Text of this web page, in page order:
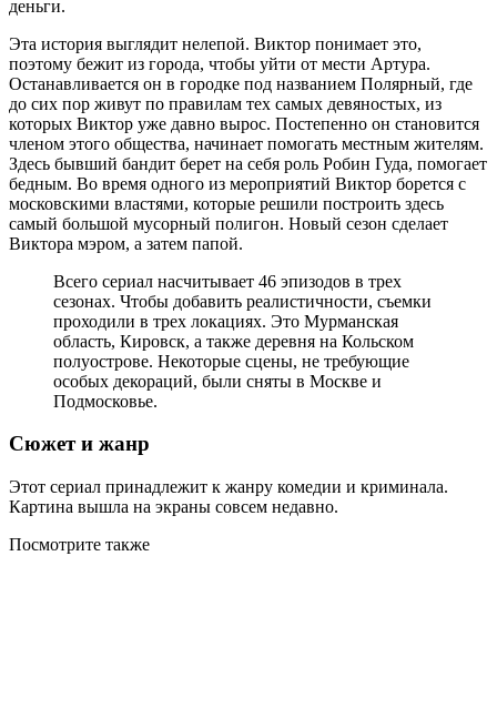
деньги.
Эта история выглядит нелепой. Виктор понимает это,
поэтому бежит из города, чтобы уйти от мести Артура.
Останавливается он в городке под названием Полярный, где
до сих пор живут по правилам тех самых девяностых, из
которых Виктор уже давно вырос. Постепенно он становится
членом этого общества, начинает помогать местным жителям.
Здесь бывший бандит берет на себя роль Робин Гуда, помогает
бедным. Во время одного из мероприятий Виктор борется с
московскими властями, которые решили построить здесь
самый большой мусорный полигон. Новый сезон сделает
Виктора мэром, а затем папой.
Всего сериал насчитывает 46 эпизодов в трех
сезонах. Чтобы добавить реалистичности, съемки
проходили в трех локациях. Это Мурманская
область, Кировск, а также деревня на Кольском
полуострове. Некоторые сцены, не требующие
особых декораций, были сняты в Москве и
Подмосковье.
Сюжет и жанр
Этот сериал принадлежит к жанру комедии и криминала.
Картина вышла на экраны совсем недавно.
Посмотрите также